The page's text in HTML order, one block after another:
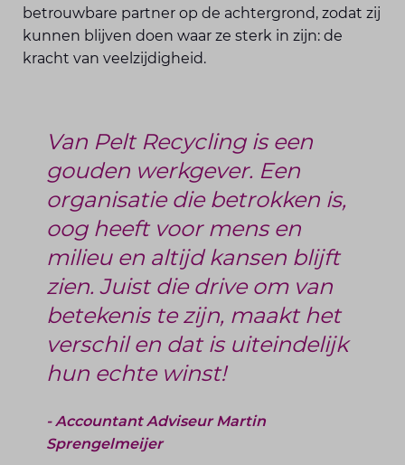
betrouwbare partner op de achtergrond, zodat zij
kunnen blijven doen waar ze sterk in zijn: de
kracht van veelzijdigheid.
Van Pelt Recycling is een
gouden werkgever. Een
organisatie die betrokken is,
oog heeft voor mens en
milieu en altijd kansen blijft
zien. Juist die drive om van
betekenis te zijn, maakt het
verschil en dat is uiteindelijk
hun echte winst!
- Accountant Adviseur Martin
Sprengelmeijer